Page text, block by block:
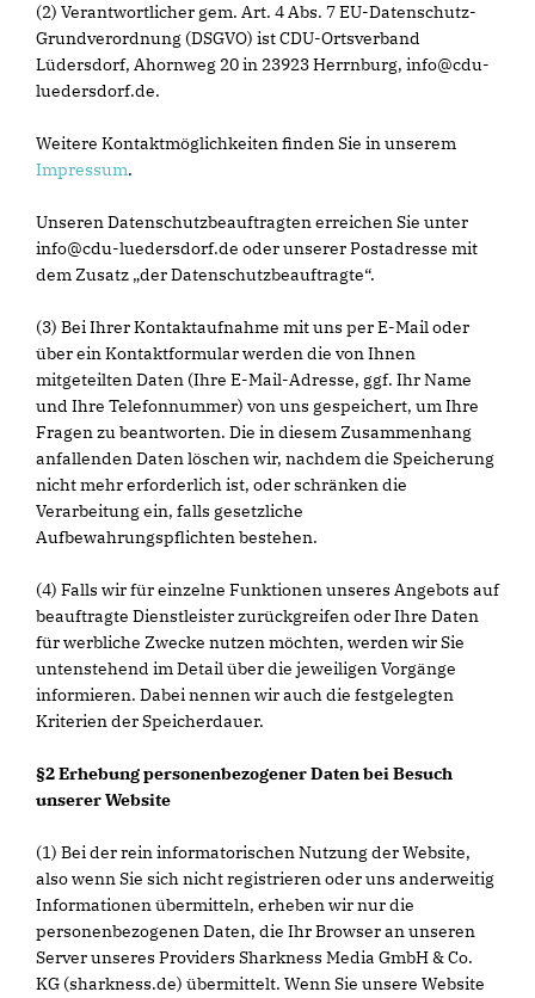
(2) Verantwortlicher gem. Art. 4 Abs. 7 EU-Datenschutz-
Grundverordnung (DSGVO) ist CDU-Ortsverband
Lüdersdorf, Ahornweg 20 in 23923 Herrnburg, info@cdu-
luedersdorf.de.
Weitere Kontaktmöglichkeiten finden Sie in unserem
Impressum.
Unseren Datenschutzbeauftragten erreichen Sie unter
info@cdu-luedersdorf.de oder unserer Postadresse mit
dem Zusatz „der Datenschutzbeauftragte“.
(3) Bei Ihrer Kontaktaufnahme mit uns per E-Mail oder
über ein Kontaktformular werden die von Ihnen
mitgeteilten Daten (Ihre E-Mail-Adresse, ggf. Ihr Name
und Ihre Telefonnummer) von uns gespeichert, um Ihre
Fragen zu beantworten. Die in diesem Zusammenhang
anfallenden Daten löschen wir, nachdem die Speicherung
nicht mehr erforderlich ist, oder schränken die
Verarbeitung ein, falls gesetzliche
Aufbewahrungspflichten bestehen.
(4) Falls wir für einzelne Funktionen unseres Angebots auf
beauftragte Dienstleister zurückgreifen oder Ihre Daten
für werbliche Zwecke nutzen möchten, werden wir Sie
untenstehend im Detail über die jeweiligen Vorgänge
informieren. Dabei nennen wir auch die festgelegten
Kriterien der Speicherdauer.
§2 Erhebung personenbezogener Daten bei Besuch
unserer Website
(1) Bei der rein informatorischen Nutzung der Website,
also wenn Sie sich nicht registrieren oder uns anderweitig
Informationen übermitteln, erheben wir nur die
personenbezogenen Daten, die Ihr Browser an unseren
Server unseres Providers Sharkness Media GmbH & Co.
KG (sharkness.de) übermittelt. Wenn Sie unsere Website